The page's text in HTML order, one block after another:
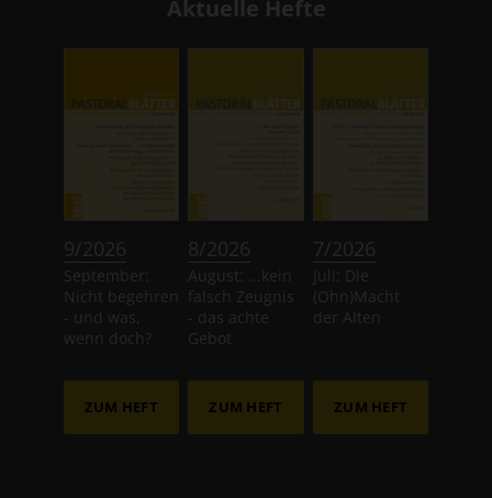
Aktuelle Hefte
9/2026
September:
Nicht begehren
- und was,
wenn doch?
ZUM HEFT
8/2026
August: ...kein
falsch Zeugnis
- das achte
Gebot
ZUM HEFT
7/2026
Juli: Die
(Ohn)Macht
der Alten
ZUM HEFT